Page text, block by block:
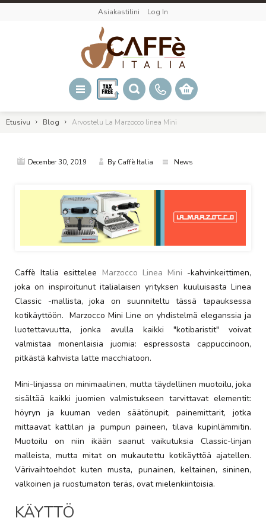
Asiakastilini Log In
Etusivu Blog Arvostelu La Marzocco linea Mini
December 30, 2019 By Caffè Italia News
Caffè Italia esittelee Marzocco Linea Mini -kahvinkeittimen,
joka on inspiroitunut italialaisen yrityksen kuuluisasta Linea
Classic -mallista, joka on suunniteltu tässä tapauksessa
kotikäyttöön. Marzocco Mini Line on yhdistelmä eleganssia ja
luotettavuutta, jonka avulla kaikki "kotibaristit" voivat
valmistaa monenlaisia juomia: espressosta cappuccinoon,
pitkästä kahvista latte macchiatoon.
Mini-linjassa on minimaalinen, mutta täydellinen muotoilu, joka
sisältää kaikki juomien valmistukseen tarvittavat elementit:
höyryn ja kuuman veden säätönupit, painemittarit, jotka
mittaavat kattilan ja pumpun paineen, tilava kupinlämmitin.
Muotoilu on niin ikään saanut vaikutuksia Classic-linjan
malleista, mutta mitat on mukautettu kotikäyttöä ajatellen.
Värivaihtoehdot kuten musta, punainen, keltainen, sininen,
valkoinen ja ruostumaton teräs, ovat mielenkiintoisia.
KÄYTTÖ